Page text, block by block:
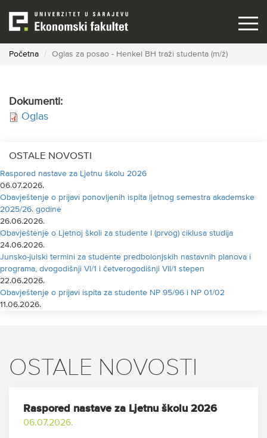
main
content
Početna
Oglas za posao - Henkel BH traži studenta (m/ž)
Dokumenti:
Oglas
OSTALE NOVOSTI
Raspored nastave za Ljetnu školu 2026
06.07.2026.
Obavještenje o prijavi ponovljenih ispita ljetnog semestra akademske
2025/26. godine
26.06.2026.
Obavještenje o Ljetnoj školi za studente I (prvog) ciklusa studija
24.06.2026.
Junsko-julski termini za studente predbolonjskih nastavnih planova i
programa, dvogodišnji VI/1 i četverogodišnji VII/1 stepen
22.06.2026.
Obavještenje o prijavi ispita za studente NP 95/96 i NP 01/02
11.06.2026.
OSTALE NOVOSTI
Raspored nastave za Ljetnu školu 2026
06.07.2026.